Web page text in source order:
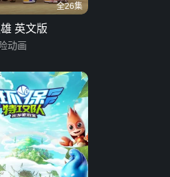
全26集
英文版
动画